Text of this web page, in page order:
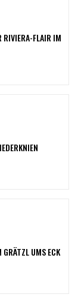
RIVIERA-FLAIR IM
UMS ECK